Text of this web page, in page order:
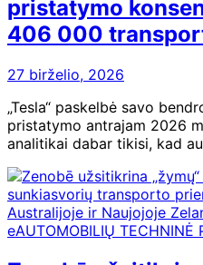
pristatymo
406 000
27 birželio, 2026
„Tesla“ paskelbė savo
pristatymo antrajam 2026
analitikai dabar tikisi, kad
eAUTOMOBILIŲ TECHNINĖ